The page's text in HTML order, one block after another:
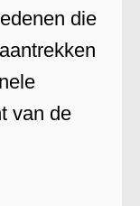
die
van de